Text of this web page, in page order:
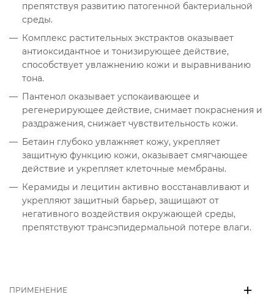
препятствуя развитию патогенной бактериальной
среды.
Комплекс растительных экстрактов оказывает
антиоксидантное и тонизирующее действие,
способствует увлажнению кожи и выравниванию
тона.
Пантенол оказывает успокаивающее и
регенерирующее действие, снимает покраснения и
раздражения, снижает чувствительность кожи.
Бетаин глубоко увлажняет кожу, укрепляет
защитную функцию кожи, оказывает смягчающее
действие и укрепляет клеточные мембраны.
Керамиды и лецитин активно восстанавливают и
укрепляют защитный барьер, защищают от
негативного воздействия окружающей среды,
препятствуют трансэпидермальной потере влаги.
ПРИМЕНЕНИЕ